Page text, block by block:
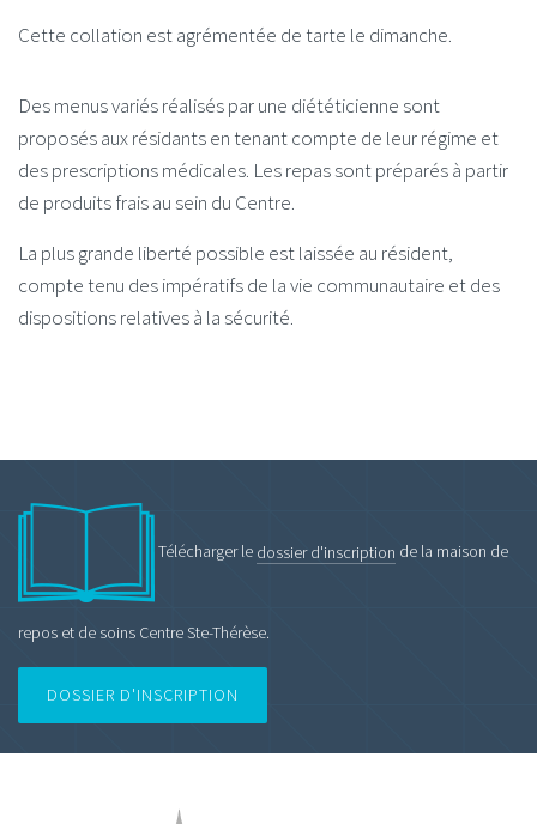
Cette collation est agrémentée de tarte le dimanche.
Des menus variés réalisés par une diététicienne sont
proposés aux résidants en tenant compte de leur régime et
des prescriptions médicales. Les repas sont préparés à partir
de produits frais au sein du Centre.
La plus grande liberté possible est laissée au résident,
compte tenu des impératifs de la vie communautaire et des
dispositions relatives à la sécurité.
Télécharger le dossier d'inscription de la maison de
repos et de soins Centre Ste-Thérèse.
DOSSIER D'INSCRIPTION